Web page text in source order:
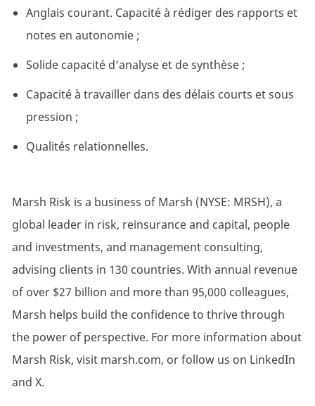
Anglais courant. Capacité à rédiger des rapports et
notes en autonomie ;
Solide capacité d’analyse et de synthèse ;
Capacité à travailler dans des délais courts et sous
pression ;
Qualités relationnelles.
Marsh Risk is a business of Marsh (NYSE: MRSH), a
global leader in risk, reinsurance and capital, people
and investments, and management consulting,
advising clients in 130 countries. With annual revenue
of over $27 billion and more than 95,000 colleagues,
Marsh helps build the confidence to thrive through
the power of perspective. For more information about
Marsh Risk, visit marsh.com, or follow us on LinkedIn
and X.